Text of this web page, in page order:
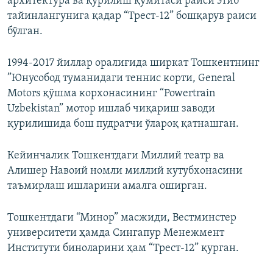
тайинлангунига қадар “Трест-12” бошқарув раиси
бўлган.
1994-2017 йиллар оралиғида ширкат Тошкентнинг
”Юнусобод туманидаги теннис корти, General
Motors қўшма корхонасининг “Powertrain
Uzbekistan” мотор ишлаб чиқариш заводи
қурилишида бош пудратчи ўлароқ қатнашган.
Кейинчалик Тошкентдаги Миллий театр ва
Алишер Навоий номли миллий кутубхонасини
таъмирлаш ишларини амалга оширган.
Тошкентдаги “Минор” масжиди, Вестминстер
университети ҳамда Сингапур Менежмент
Институти биноларини ҳам “Трест-12” қурган.